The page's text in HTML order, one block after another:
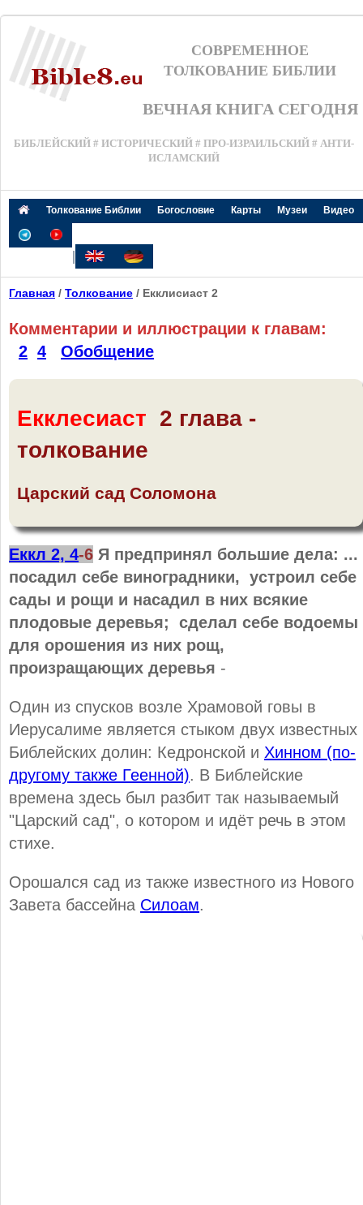
СОВРЕМЕННОЕ
ТОЛКОВАНИЕ БИБЛИИ
ВЕЧНАЯ КНИГА СЕГОДНЯ
БИБЛЕЙСКИЙ # ИСТОРИЧЕСКИЙ # ПРО-ИЗРАИЛЬСКИЙ # АНТИ-
ИСЛАМСКИЙ
Толкование Библии Богословие Карты Музеи Видео
|
Главная / Толкование / Екклисиаст 2
Комментарии и иллюстрации к главам:
2 4 Обобщение
Екклесиаст 2 глава -
толкование
Царский сад Соломона
Еккл 2, 4-6 Я предпринял большие дела: ...
посадил себе виноградники, устроил себе
сады и рощи и насадил в них всякие
плодовые деревья; сделал себе водоемы
для орошения из них рощ,
произращающих деревья -
Один из спусков возле Храмовой говы в
Иерусалиме является стыком двух известных
Библейских долин: Кедронской и Хинном (по-
другому также Геенной). В Библейские
времена здесь был разбит так называемый
"Царский сад", о котором и идёт речь в этом
стихе.
Орошался сад из также известного из Нового
Завета бассейна Силоам.